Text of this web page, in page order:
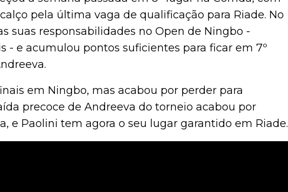
pela última vaga de qualificação para Riade. No
suas responsabilidades no Open de Ningbo -
- e acumulou pontos suficientes para ficar em 7º
em Ningbo, mas acabou por perder para
precoce de Andreeva do torneio acabou por
e Paolini tem agora o seu lugar garantido em Riade.